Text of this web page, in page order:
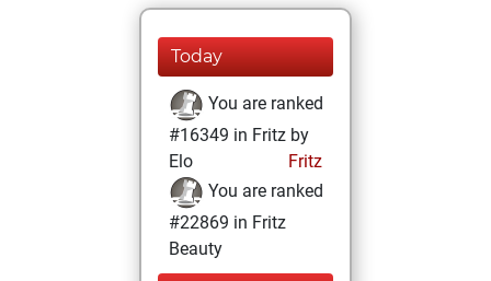
Today
You are ranked
#16349 in Fritz by
Elo
Fritz
You are ranked
#22869 in Fritz
Beauty